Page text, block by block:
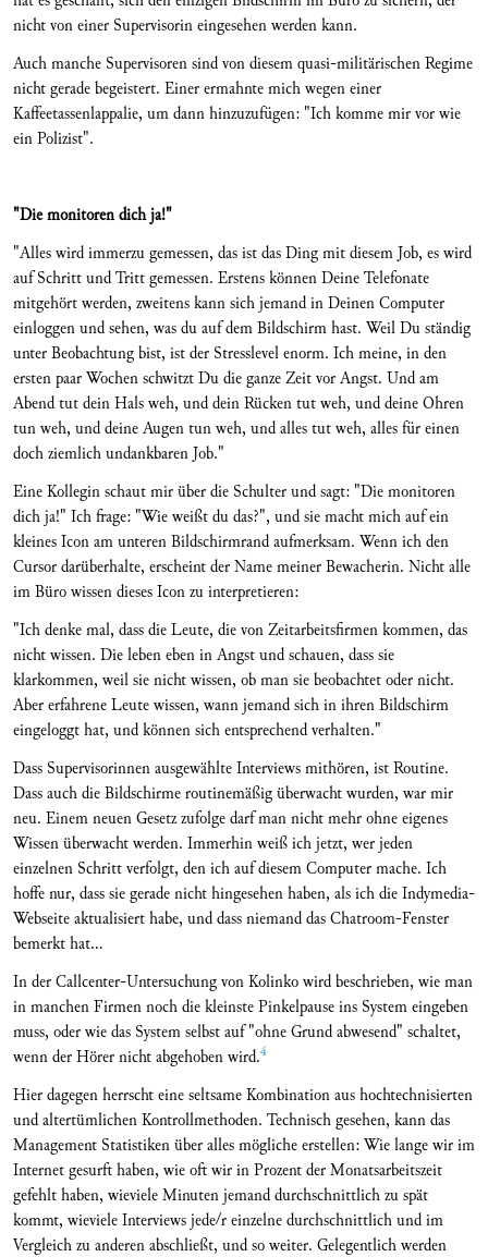
nicht von einer Supervisorin eingesehen werden kann.
Auch manche Supervisoren sind von diesem quasi-militärischen Regime
nicht gerade begeistert. Einer ermahnte mich wegen einer
Kaffeetassenlappalie, um dann hinzuzufügen: "Ich komme mir vor wie
ein Polizist".
"Die monitoren dich ja!"
"Alles wird immerzu gemessen, das ist das Ding mit diesem Job, es wird
auf Schritt und Tritt gemessen. Erstens können Deine Telefonate
mitgehört werden, zweitens kann sich jemand in Deinen Computer
einloggen und sehen, was du auf dem Bildschirm hast. Weil Du ständig
unter Beobachtung bist, ist der Stresslevel enorm. Ich meine, in den
ersten paar Wochen schwitzt Du die ganze Zeit vor Angst. Und am
Abend tut dein Hals weh, und dein Rücken tut weh, und deine Ohren
tun weh, und deine Augen tun weh, und alles tut weh, alles für einen
doch ziemlich undankbaren Job."
Eine Kollegin schaut mir über die Schulter und sagt: "Die monitoren
dich ja!" Ich frage: "Wie weißt du das?", und sie macht mich auf ein
kleines Icon am unteren Bildschirmrand aufmerksam. Wenn ich den
Cursor darüberhalte, erscheint der Name meiner Bewacherin. Nicht alle
im Büro wissen dieses Icon zu interpretieren:
"Ich denke mal, dass die Leute, die von Zeitarbeitsfirmen kommen, das
nicht wissen. Die leben eben in Angst und schauen, dass sie
klarkommen, weil sie nicht wissen, ob man sie beobachtet oder nicht.
Aber erfahrene Leute wissen, wann jemand sich in ihren Bildschirm
eingeloggt hat, und können sich entsprechend verhalten."
Dass Supervisorinnen ausgewählte Interviews mithören, ist Routine.
Dass auch die Bildschirme routinemäßig überwacht wurden, war mir
neu. Einem neuen Gesetz zufolge darf man nicht mehr ohne eigenes
Wissen überwacht werden. Immerhin weiß ich jetzt, wer jeden
einzelnen Schritt verfolgt, den ich auf diesem Computer mache. Ich
hoffe nur, dass sie gerade nicht hingesehen haben, als ich die Indymedia-
Webseite aktualisiert habe, und dass niemand das Chatroom-Fenster
bemerkt hat...
In der Callcenter-Untersuchung von Kolinko wird beschrieben, wie man
in manchen Firmen noch die kleinste Pinkelpause ins System eingeben
muss, oder wie das System selbst auf "ohne Grund abwesend" schaltet,
wenn der Hörer nicht abgehoben wird.4
Hier dagegen herrscht eine seltsame Kombination aus hochtechnisierten
und altertümlichen Kontrollmethoden. Technisch gesehen, kann das
Management Statistiken über alles mögliche erstellen: Wie lange wir im
Internet gesurft haben, wie oft wir in Prozent der Monatsarbeitszeit
gefehlt haben, wieviele Minuten jemand durchschnittlich zu spät
kommt, wieviele Interviews jede/r einzelne durchschnittlich und im
Vergleich zu anderen abschließt, und so weiter. Gelegentlich werden